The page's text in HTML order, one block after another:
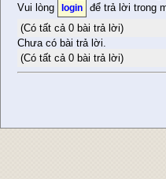
Vui lòng login để trả lời trong
(Có tất cả 0 bài trả lời)
Chưa có bài trả lời.
(Có tất cả 0 bài trả lời)